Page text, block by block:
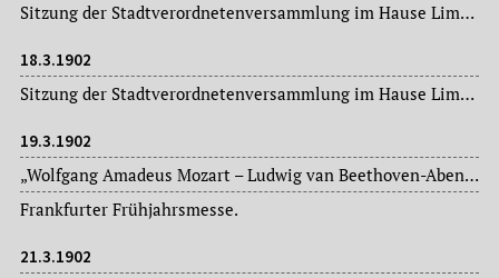
Sitzung der Stadtverordnetenversammlung im Hause Limpurg: Magistratsvorlagen, Ausschussberichte.
18.3.1902
Sitzung der Stadtverordnetenversammlung im Hause Limpurg: Magistratsvorlagen, Ausschussberichte.
19.3.1902
„Wolfgang Amadeus Mozart – Ludwig van Beethoven-Abend“ im Zoologischen Garten.
Frankfurter Frühjahrsmesse.
21.3.1902